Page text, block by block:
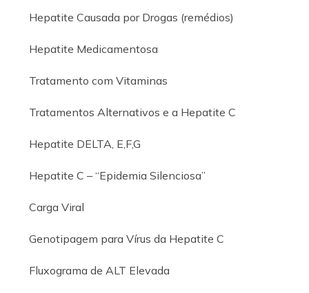
Hepatite Causada por Drogas (remédios)
Hepatite Medicamentosa
Tratamento com Vitaminas
Tratamentos Alternativos e a Hepatite C
Hepatite DELTA, E,F,G
Hepatite C – “Epidemia Silenciosa”
Carga Viral
Genotipagem para Vírus da Hepatite C
Fluxograma de ALT Elevada